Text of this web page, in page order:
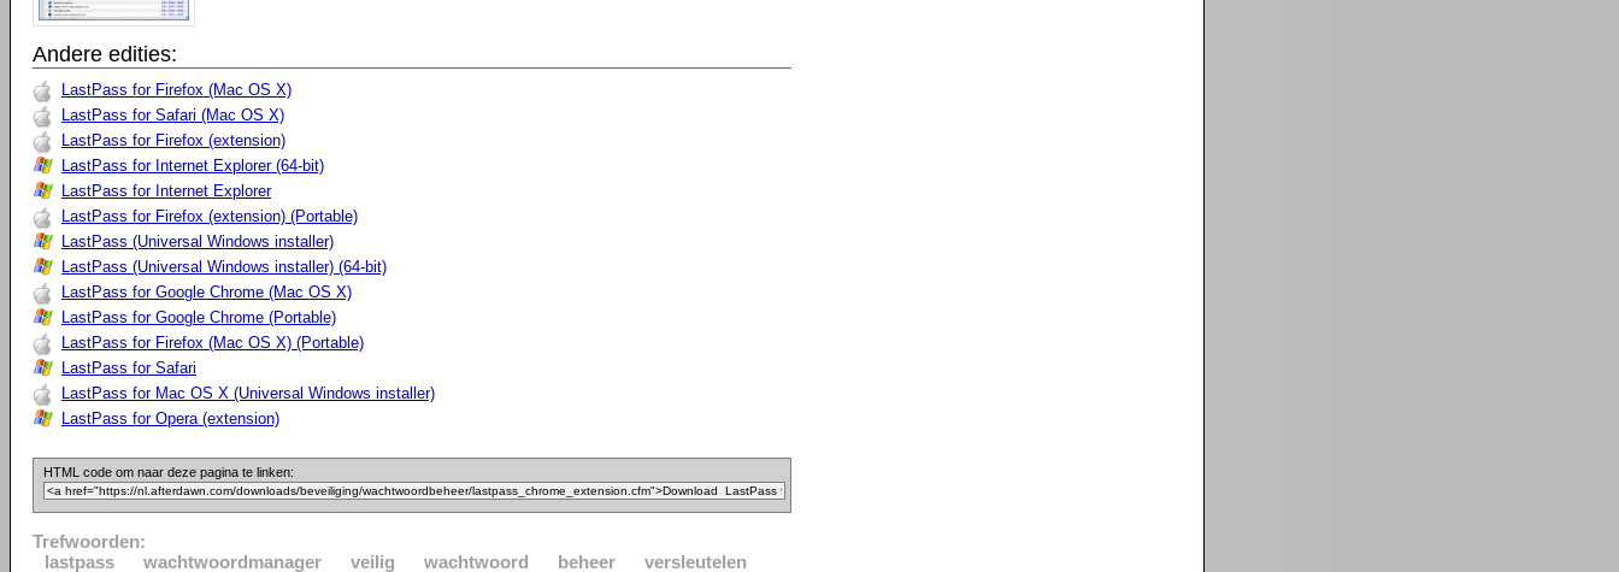
Andere edities:
LastPass for Firefox (Mac OS X)
LastPass for Safari (Mac OS X)
LastPass for Firefox (extension)
LastPass for Internet Explorer (64-bit)
LastPass for Internet Explorer
LastPass for Firefox (extension) (Portable)
LastPass (Universal Windows installer)
LastPass (Universal Windows installer) (64-bit)
LastPass for Google Chrome (Mac OS X)
LastPass for Google Chrome (Portable)
LastPass for Firefox (Mac OS X) (Portable)
LastPass for Safari
LastPass for Mac OS X (Universal Windows installer)
LastPass for Opera (extension)
HTML code om naar deze pagina te linken:
Trefwoorden:
lastpass
wachtwoordmanager veilig wachtwoord beheer versleutelen